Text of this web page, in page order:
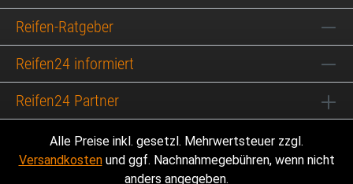
Reifen-Ratgeber
Reifen24 informiert
Reifen24 Partner
Alle Preise inkl. gesetzl. Mehrwertsteuer zzgl.
Versandkostenund ggf. Nachnahmegebühren, wenn nicht
anders angegeben.